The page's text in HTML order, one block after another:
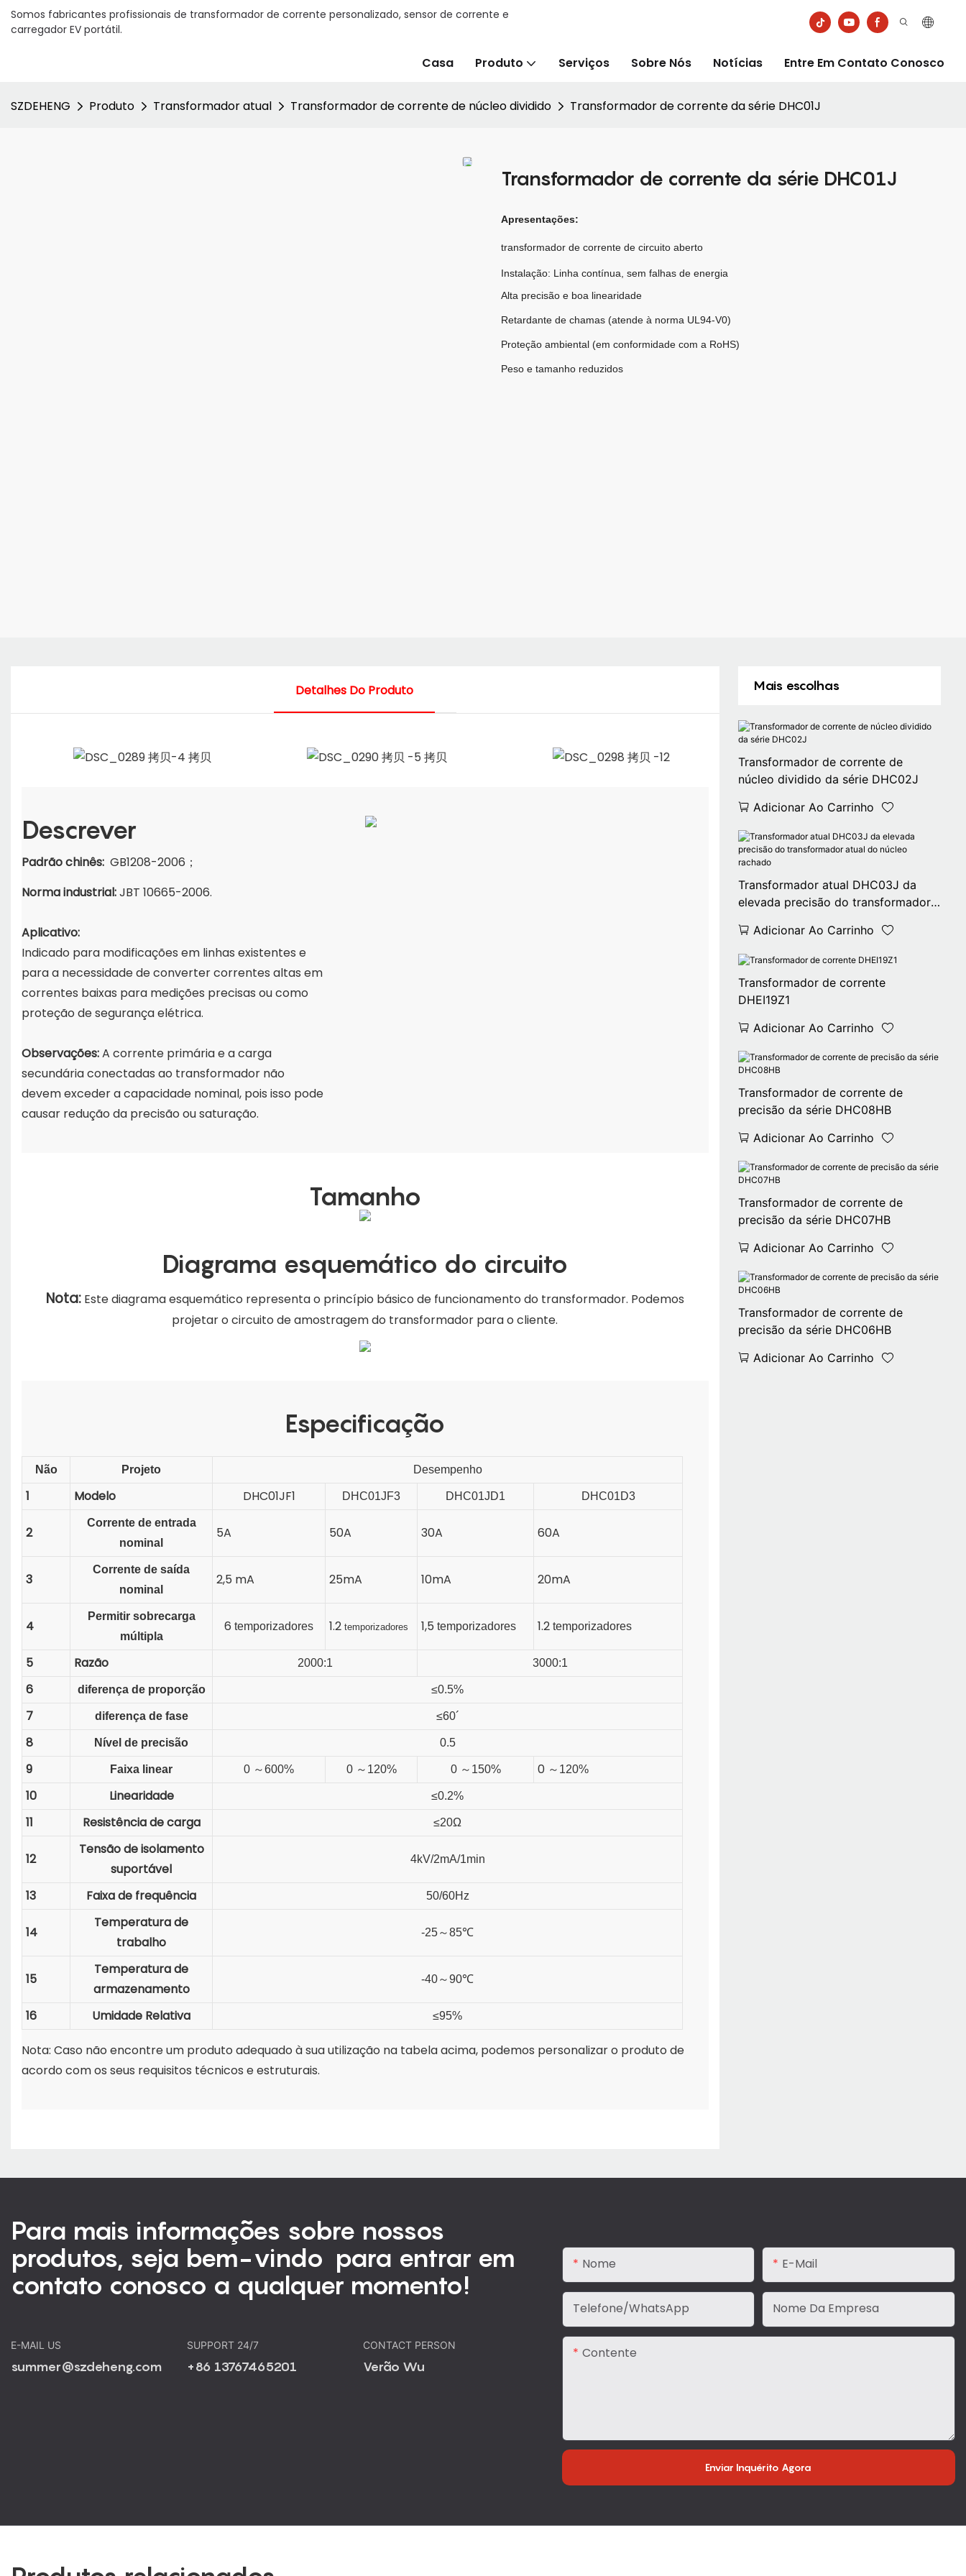
Somos fabricantes profissionais de transformador de corrente personalizado, sensor de corrente e
carregador EV portátil.
Casa Produto Serviços Sobre Nós Notícias Entre Em Contato Conosco
SZDEHENG Produto Transformador atual Transformador de corrente de núcleo dividido Transformador de corrente da série DHC01J
Transformador de corrente da série DHC01J
Apresentações:
transformador de corrente de circuito aberto
Instalação: Linha contínua, sem falhas de energia
Alta precisão e boa linearidade
Retardante de chamas (atende à norma UL94-V0)
Proteção ambiental (em conformidade com a RoHS)
Peso e tamanho reduzidos
Mais escolhas
Transformador de corrente de
núcleo dividido da série DHC02J
Adicionar Ao Carrinho
Transformador atual DHC03J da
elevada precisão do transformador
Adicionar Ao Carrinho
Transformador de corrente
DHEI19Z1
Adicionar Ao Carrinho
Transformador de corrente de
precisão da série DHC08HB
Adicionar Ao Carrinho
Transformador de corrente de
precisão da série DHC07HB
Adicionar Ao Carrinho
Transformador de corrente de
precisão da série DHC06HB
Adicionar Ao Carrinho
Detalhes Do Produto
Descrever
Padrão chinês: GB1208-2006；
Norma industrial:JBT 10665-2006.
Aplicativo:
Indicado para modificações em linhas existentes e
para a necessidade de converter correntes altas em
correntes baixas para medições precisas ou como
proteção de segurança elétrica.
Observações:A corrente primária e a carga
secundária conectadas ao transformador não
devem exceder a capacidade nominal, pois isso pode
causar redução da precisão ou saturação.
Tamanho
Diagrama esquemático do circuito
Nota:Este diagrama esquemático representa o princípio básico de funcionamento do transformador. Podemos
projetar o circuito de amostragem do transformador para o cliente.
Especificação
Não Projeto Desempenho
1 Modelo DHC01JF1 DHC01JF3 DHC01JD1 DHC01D3
2
Corrente de entrada
nominal
5A 50A 30A 60A
3
Corrente de saída
nominal
2,5 mA 25mA 10mA 20mA
4
Permitir sobrecarga
múltipla
6 temporizadores 1.2 temporizadores 1,5 temporizadores 1.2 temporizadores
5 Razão 2000:1 3000:1
6 diferença de proporção ≤0.5%
7 diferença de fase ≤60´
8 Nível de precisão 0.5
9 Faixa linear 0 ～600% 0 ～ 120% 0 ～ 150% 0 ～ 120%
10 Linearidade ≤0.2%
11 Resistência de carga ≤20Ω
12
Tensão de isolamento
suportável
4kV/2mA/1min
13 Faixa de frequência 50/60Hz
14
Temperatura de
trabalho
-25～85℃
15
Temperatura de
armazenamento
-40～90℃
16 Umidade Relativa ≤95%
Nota: Caso não encontre um produto adequado à sua utilização na tabela acima, podemos personalizar o produto de
acordo com os seus requisitos técnicos e estruturais.
Para mais informações sobre nossos
produtos, seja bem-vindo para entrar em
contato conosco a qualquer momento!
E-MAIL US
summer@szdeheng.com
SUPPORT 24/7
+86 13767465201
CONTACT PERSON
Verão Wu
Nome E-Mail
Telefone/WhatsApp Nome Da Empresa
Contente
Enviar Inquérito Agora